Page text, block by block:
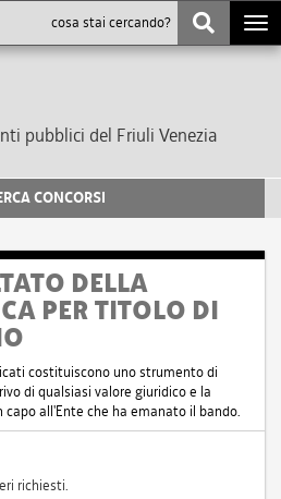
pubblici del Friuli Venezia
CONCORSI
DELLA
PER TITOLO DI
costituiscono uno strumento di
di qualsiasi valore giuridico e la
all'Ente che ha emanato il bando.
richiesti.